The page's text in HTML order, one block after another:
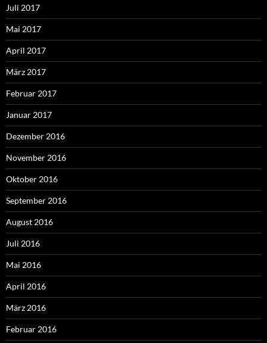
Juli 2017
Mai 2017
April 2017
März 2017
Februar 2017
Januar 2017
Dezember 2016
November 2016
Oktober 2016
September 2016
August 2016
Juli 2016
Mai 2016
April 2016
März 2016
Februar 2016